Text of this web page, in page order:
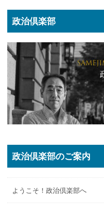
政治倶楽部
政治倶楽部のご案内
ようこそ！政治倶楽部へ